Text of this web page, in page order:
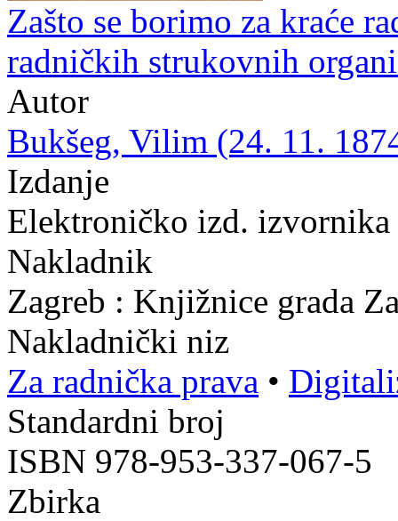
Zašto se borimo za kraće
radničkih strukovnih
Autor
Bukšeg, Vilim (24. 11.
Izdanje
Elektroničko izd.
Nakladnik
Zagreb : Knjižnice grada
Nakladnički niz
Za radnička prava •
Standardni broj
ISBN 978-953-337-067-5
Zbirka